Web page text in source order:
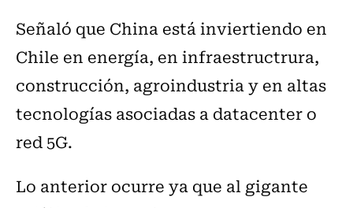
Señaló que China está inviertiendo en
Chile en energía, en infraestructrura,
construcción, agroindustria y en altas
tecnologías asociadas a datacenter o
red 5G.
Lo anterior ocurre ya que al gigante